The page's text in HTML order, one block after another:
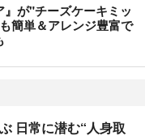
』が"チーズケーキミッ
簡単＆アレンジ豊富で
日常に潜む“人身取